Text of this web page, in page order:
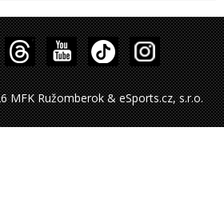
MFK Ružomberok & eSports.cz, s.r.o.